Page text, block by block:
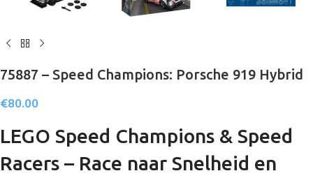
75887 – Speed Champions: Porsche 919 Hybrid
€80.00
LEGO Speed Champions & Speed
Racers – Race naar Snelheid en